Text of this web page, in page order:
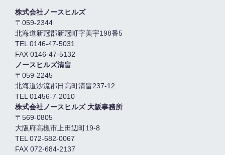
株式会社ノースヒルズ
〒059-2344
北海道新冠郡新冠町字美宇198番5
TEL 0146-47-5031
FAX 0146-47-5132
ノースヒルズ清畠
〒059-2245
北海道沙流郡日高町清畠237-12
TEL 01456-7-2010
株式会社ノースヒルズ 大阪事務所
〒569-0805
大阪府高槻市上田辺町19-8
TEL 072-682-0067
FAX 072-684-2137